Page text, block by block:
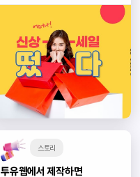
스토리
투유웹에서 제작하면